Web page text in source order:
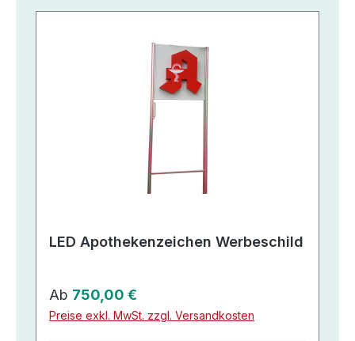
LED Apothekenzeichen Werbeschild
Regulärer Preis:
Ab 750,00 €
Preise exkl. MwSt. zzgl. Versandkosten